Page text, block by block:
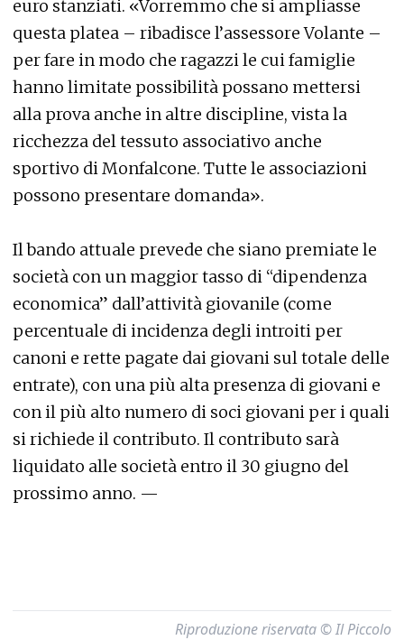
euro stanziati. «Vorremmo che si ampliasse
questa platea – ribadisce l’assessore Volante –
per fare in modo che ragazzi le cui famiglie
hanno limitate possibilità possano mettersi
alla prova anche in altre discipline, vista la
ricchezza del tessuto associativo anche
sportivo di Monfalcone. Tutte le associazioni
possono presentare domanda».
Il bando attuale prevede che siano premiate le
società con un maggior tasso di “dipendenza
economica” dall’attività giovanile (come
percentuale di incidenza degli introiti per
canoni e rette pagate dai giovani sul totale delle
entrate), con una più alta presenza di giovani e
con il più alto numero di soci giovani per i quali
si richiede il contributo. Il contributo sarà
liquidato alle società entro il 30 giugno del
prossimo anno. —
Riproduzione riservata © Il Piccolo